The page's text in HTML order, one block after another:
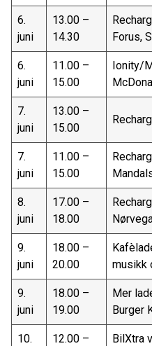
6.
juni
13.00 –
14.30
Forus,
6.
juni
11.00 –
15.00
Ionity/
7.
juni
13.00 –
15.00
7.
juni
11.00 –
15.00
8.
juni
17.00 –
18.00
9.
juni
18.00 –
20.00
musikk
9.
juni
18.00 –
19.00
Mer
Burger
10.
12.00 –
BilXtra